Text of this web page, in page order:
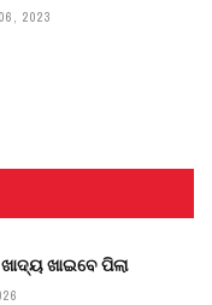
2023
ଖାଇବେ ପିଲା